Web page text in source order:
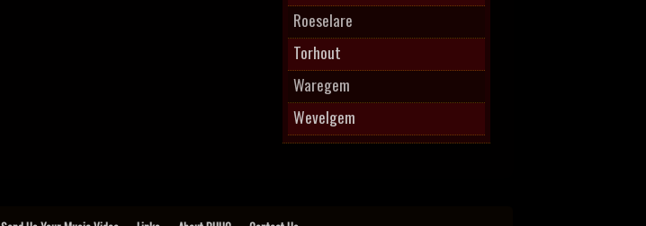
Roeselare
Torhout
Waregem
Wevelgem